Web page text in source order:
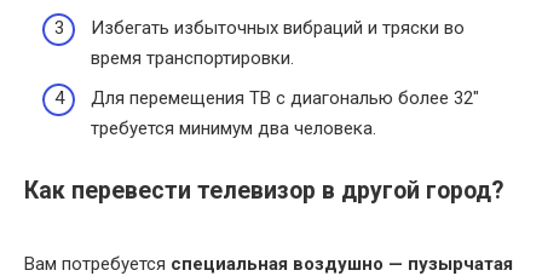
Избегать избыточных вибраций и тряски во
время транспортировки.
Для перемещения ТВ с диагональю более 32"
требуется минимум два человека.
Как перевести телевизор в другой город?
Вам потребуется специальная воздушно — пузырчатая